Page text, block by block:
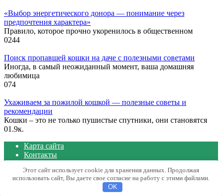
«Выбор энергетического донора — понимание через
предпочтения характера»
Правило, которое прочно укоренилось в общественном
0244
Поиск пропавшей кошки на даче с полезными советами
Иногда, в самый неожиданный момент, ваша домашняя
любимица
074
Ухаживаем за пожилой кошкой — полезные советы и
рекомендации
Кошки – это не только пушистые спутники, они становятся
01.9к.
Карта сайта
Контакты
© 2026 Блог о животных
Этот сайт использует cookie для хранения данных. Продолжая
использовать сайт, Вы даете свое согласие на работу с этими файлами.
OK